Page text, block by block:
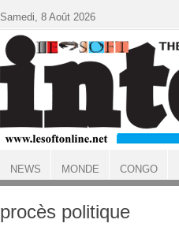
ACCUEIL
procès politique
Samedi, 8 Août 2026
NEWS MONDE CONGO